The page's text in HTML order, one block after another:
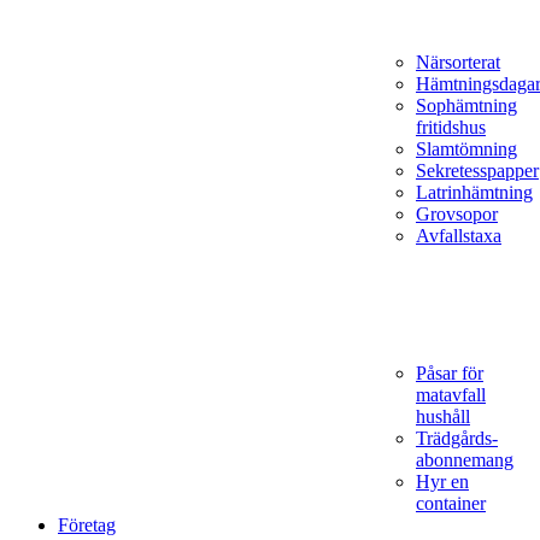
Närsorterat
Hämtningsdagar
Sophämtning
fritidshus
Slamtömning
Sekretesspapper
Latrinhämtning
Grovsopor
Avfallstaxa
Påsar för
matavfall
hushåll
Trädgårds­
abonnemang
Hyr en
container
Företag